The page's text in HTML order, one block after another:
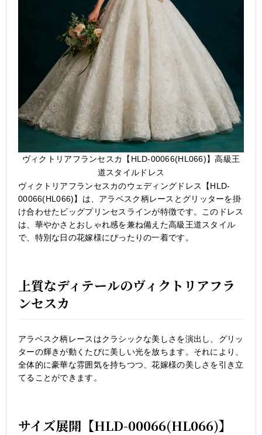
ヴィクトリアフランセスカ【HLD-00066(HL066)】高級王
道スタイルドレス
ヴィクトリアフランセスカのウェディングドレス【HLD-
00066(HL066)】は、アラベスク柄レースとグリッターを掛
け合わせたビッグプリンセスラインが特徴です。このドレス
は、華やかさとおしゃれ感を兼ね備えた高級王道スタイル
で、特別な日の花嫁様にぴったりの一着です。
上質なディテールのヴィクトリアフラ
ンセスカ
アラベスク柄レースはクラシックな美しさを演出し、グリッ
ターの輝きが動くたびに美しい光を放ちます。それにより、
全体的に豪華な雰囲気を持ちつつ、花嫁様の美しさを引き立
てることができます。
サイズ展開【HLD-00066(HL066)】